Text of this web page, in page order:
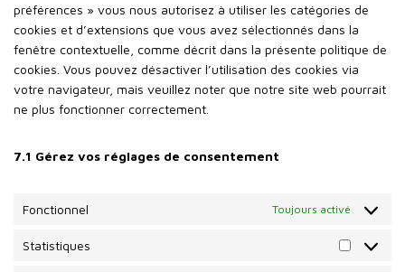
préférences » vous nous autorisez à utiliser les catégories de
cookies et d’extensions que vous avez sélectionnés dans la
fenêtre contextuelle, comme décrit dans la présente politique de
cookies. Vous pouvez désactiver l’utilisation des cookies via
votre navigateur, mais veuillez noter que notre site web pourrait
ne plus fonctionner correctement.
7.1 Gérez vos réglages de consentement
Fonctionnel Toujours activé
Statistiques